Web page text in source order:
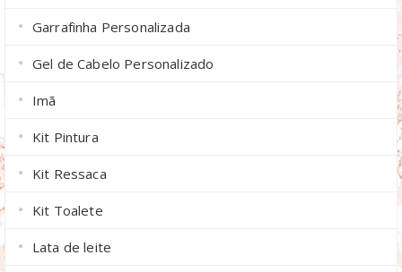
Garrafinha Personalizada
Gel de Cabelo Personalizado
Imã
Kit Pintura
Kit Ressaca
Kit Toalete
Lata de leite